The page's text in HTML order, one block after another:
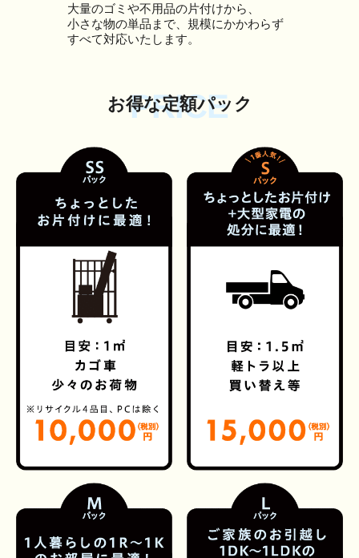
大量のゴミや不用品の片付けから、
小さな物の単品まで、規模にかかわらず
すべて対応いたします。
PRICE
お得な定額パック